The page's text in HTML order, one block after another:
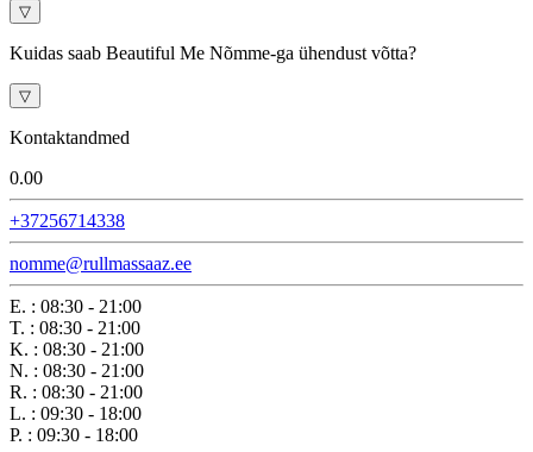
▽
Kuidas saab Beautiful Me Nõmme-ga ühendust võtta?
▽
Kontaktandmed
0.00
+37256714338
nomme@rullmassaaz.ee
E. : 08:30 - 21:00
T. : 08:30 - 21:00
K. : 08:30 - 21:00
N. : 08:30 - 21:00
R. : 08:30 - 21:00
L. : 09:30 - 18:00
P. : 09:30 - 18:00